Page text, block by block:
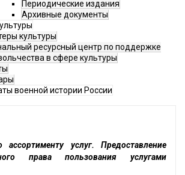
Периодические издания
Архивные документы
культуры
ресурсный центр по поддержке
в сфере культуры
военной истории России
ассортименту услуг. Предоставление
права пользования услугами